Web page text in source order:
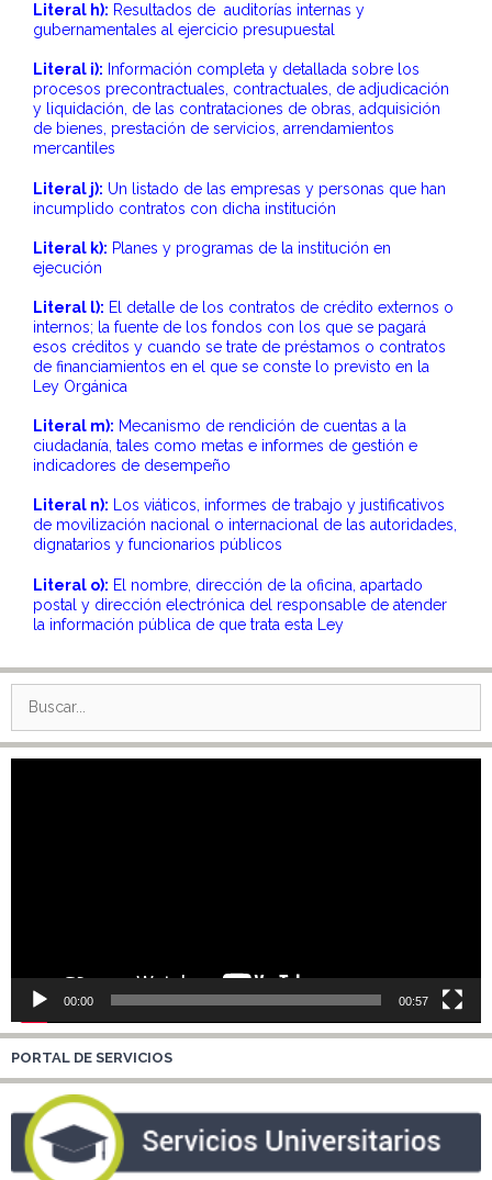
Literal h): Resultados de auditorías internas y
gubernamentales al ejercicio presupuestal
Literal i): Información completa y detallada sobre los
procesos precontractuales, contractuales, de adjudicación
y liquidación, de las contrataciones de obras, adquisición
de bienes, prestación de servicios, arrendamientos
mercantiles
Literal j): Un listado de las empresas y personas que han
incumplido contratos con dicha institución
Literal k): Planes y programas de la institución en
ejecución
Literal l): El detalle de los contratos de crédito externos o
internos; la fuente de los fondos con los que se pagará
esos créditos y cuando se trate de préstamos o contratos
de financiamientos en el que se conste lo previsto en la
Ley Orgánica
Literal m): Mecanismo de rendición de cuentas a la
ciudadanía, tales como metas e informes de gestión e
indicadores de desempeño
Literal n): Los viáticos, informes de trabajo y justificativos
de movilización nacional o internacional de las autoridades,
dignatarios y funcionarios públicos
Literal o): El nombre, dirección de la oficina, apartado
postal y dirección electrónica del responsable de atender
la información pública de que trata esta Ley
Buscar:
00:00 00:57
PORTAL DE SERVICIOS